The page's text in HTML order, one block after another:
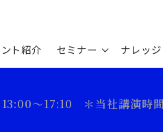
ト紹介 セミナー ナレッジ
コンサ
セミナ
最新ソ
企業
お知
～17:10 ＊当社講演時